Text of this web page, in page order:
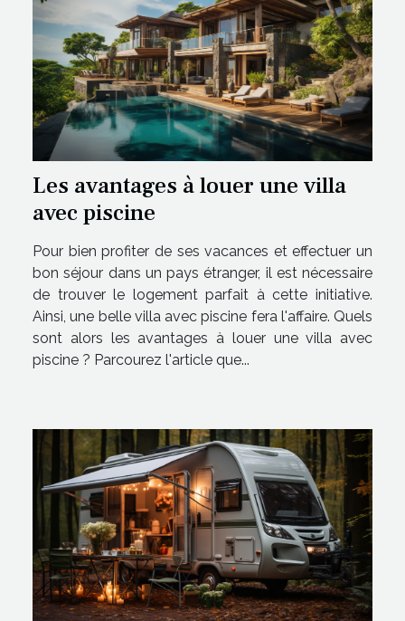
Les avantages à louer une villa
avec piscine
Pour bien profiter de ses vacances et effectuer un
bon séjour dans un pays étranger, il est nécessaire
de trouver le logement parfait à cette initiative.
Ainsi, une belle villa avec piscine fera l'affaire. Quels
sont alors les avantages à louer une villa avec
piscine ? Parcourez l'article que...